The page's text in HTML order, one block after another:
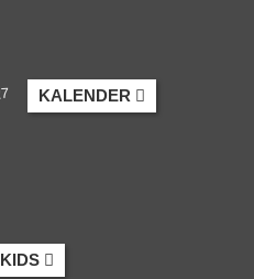
KALENDER
KIDS